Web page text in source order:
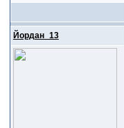
Йордан_13